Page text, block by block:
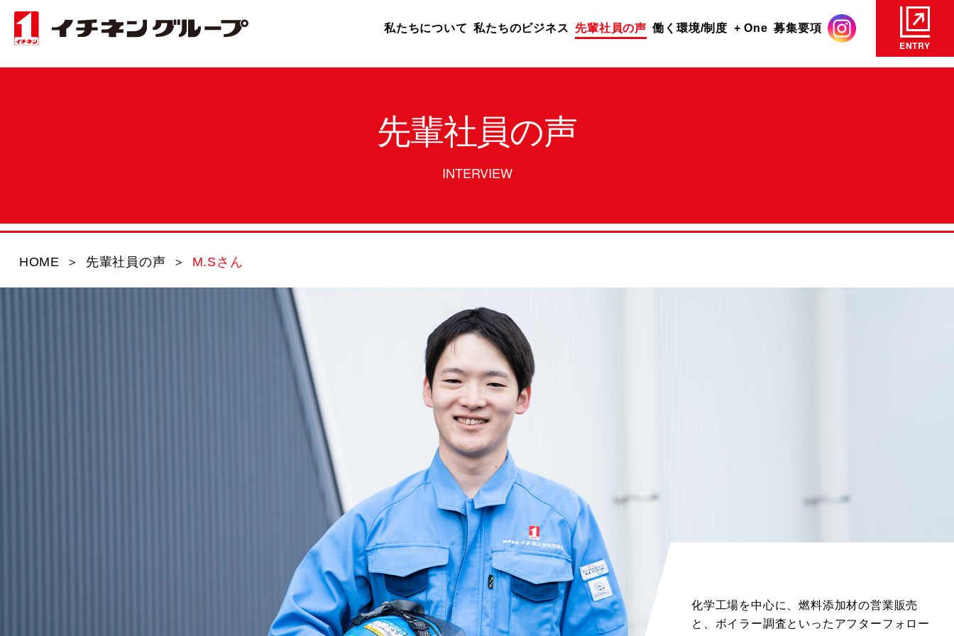
私たちについて 私たちのビジネス 先輩社員の声 働く環境/制度 + One 募集要項
ENTRY
先輩社員の声
INTERVIEW
HOME 先輩社員の声 M.Sさん
化学工場を中心に、燃料添加材の営業販売
と、ボイラー調査といったアフターフォロー